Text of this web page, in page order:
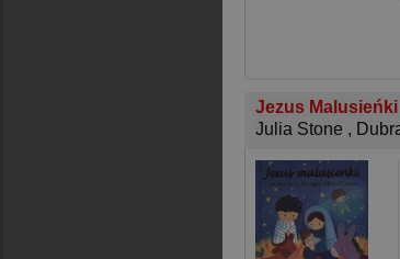
Jezus
Julia Stone ,